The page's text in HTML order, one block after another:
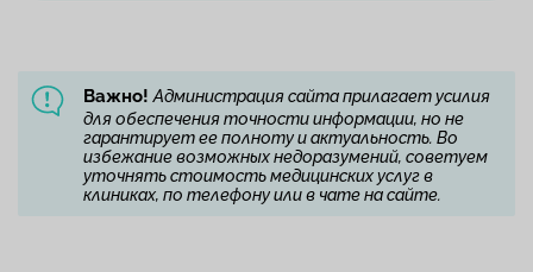
Важно! Администрация сайта прилагает усилия
для обеспечения точности информации, но не
гарантирует ее полноту и актуальность. Во
избежание возможных недоразумений, советуем
уточнять стоимость медицинских услуг в
клиниках, по телефону или в чате на сайте.